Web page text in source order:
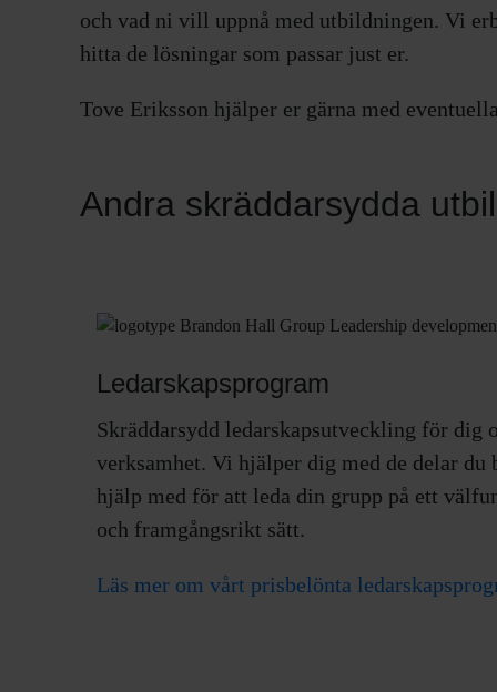
och vad ni vill uppnå med utbildningen. Vi
hitta de lösningar som passar just er.
Tove Eriksson hjälper er gärna med
Andra skräddarsydda
Ledarskapsprogram
Skräddarsydd ledarskapsutveckling för dig
verksamhet. Vi hjälper dig med de delar du
hjälp med för att leda din grupp på ett
och framgångsrikt sätt.
Läs mer om vårt prisbelönta